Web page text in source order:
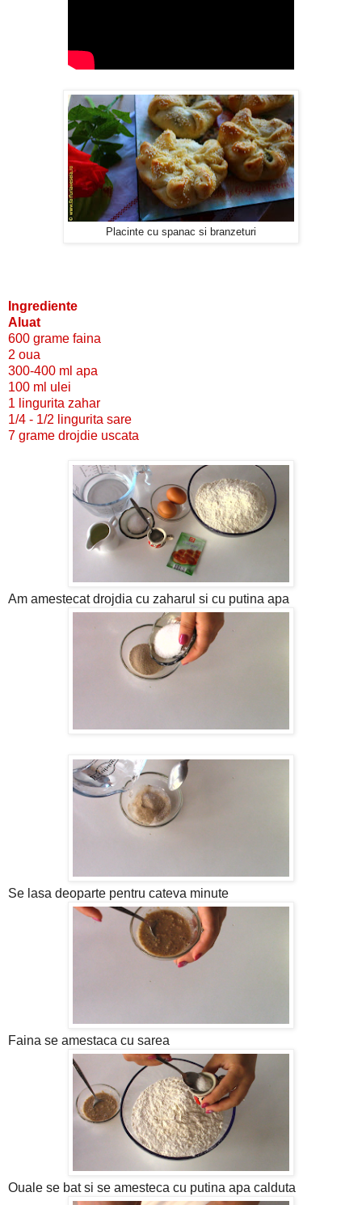
Placinte cu spanac si branzeturi
Ingrediente
Aluat
600 grame faina
2 oua
300-400 ml apa
100 ml ulei
1 lingurita zahar
1/4 - 1/2 lingurita sare
7 grame drojdie uscata
Am amestecat drojdia cu zaharul si cu putina apa
Se lasa deoparte pentru cateva minute
Faina se amestaca cu sarea
Ouale se bat si se amesteca cu putina apa calduta